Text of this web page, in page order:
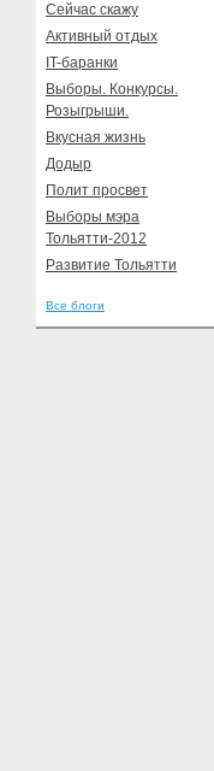
Сейчас скажу
Активный отдых
IT-баранки
Выборы. Конкурсы.
Розыгрыши.
Вкусная жизнь
Додыр
Полит просвет
Выборы мэра
Тольятти-2012
Развитие Тольятти
Все блоги